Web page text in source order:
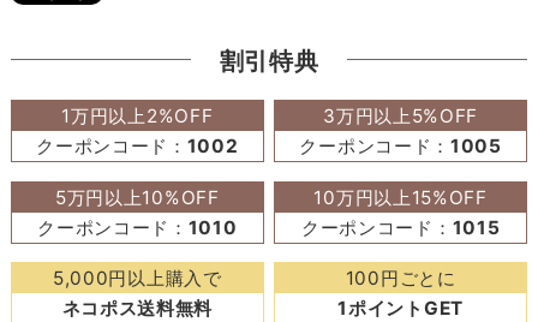
割引特典
1万円以上2%OFF
クーポンコード： 1002
3万円以上5%OFF
クーポンコード：1005
5万円以上10%OFF
クーポンコード： 1010
10万円以上15%OFF
クーポンコード： 1015
5,000円以上購入で
ネコポス送料無料
100円ごとに
1ポイントGET